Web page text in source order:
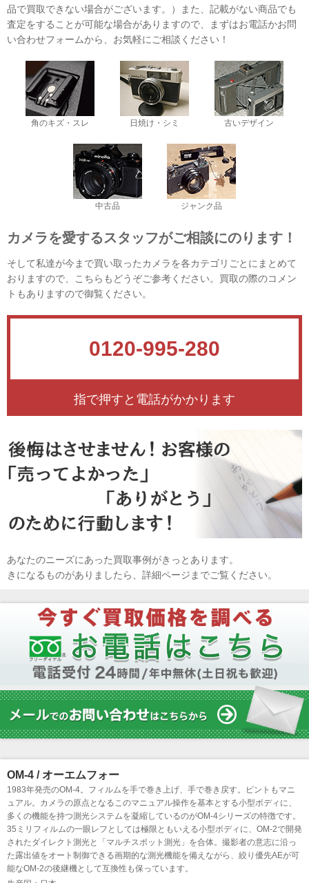
品で買取できない場合がございます。）また、記載がない商品でも
査定をすることが可能な場合がありますので、まずはお電話かお問
い合わせフォームから、お気軽にご相談ください！
角のキズ・スレ 日焼け・シミ 古いデザイン
中古品 ジャンク品
カメラを愛するスタッフがご相談にのります！
そして私達が今まで買い取ったカメラを各カテゴリごとにまとめて
おりますので、こちらもどうぞご参考ください。買取の際のコメン
トもありますので御覧ください。
0120-995-280
指で押すと電話がかかります
あなたのニーズにあった買取事例がきっとあります。
きになるものがありましたら、詳細ページまでご覧ください。
OM-4 / オーエムフォー
1983年発売のOM-4。フィルムを手で巻き上げ、手で巻き戻す。ピントもマニ
ュアル。カメラの原点となるこのマニュアル操作を基本とする小型ボディに、
多くの機能を持つ測光システムを凝縮しているのがOM-4シリーズの特徴です。
35ミリフィルムの一眼レフとしては極限ともいえる小型ボディに、OM-2で開発
されたダイレクト測光と「マルチスポット測光」を合体。撮影者の意志に沿っ
た露出値をオート制御できる画期的な測光機能を備えながら、絞り優先AEが可
能なOM-2の後継機として互換性も保っています。